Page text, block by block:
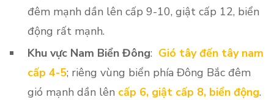
đêm mạnh dần lên cấp 9-10, giật cấp 12, biển
động rất mạnh.
Khu vực Nam Biển Đông: Gió tây đến tây nam
cấp 4-5; riêng vùng biển phía Đông Bắc đêm
gió mạnh dần lên cấp 6, giật cấp 8, biển động.